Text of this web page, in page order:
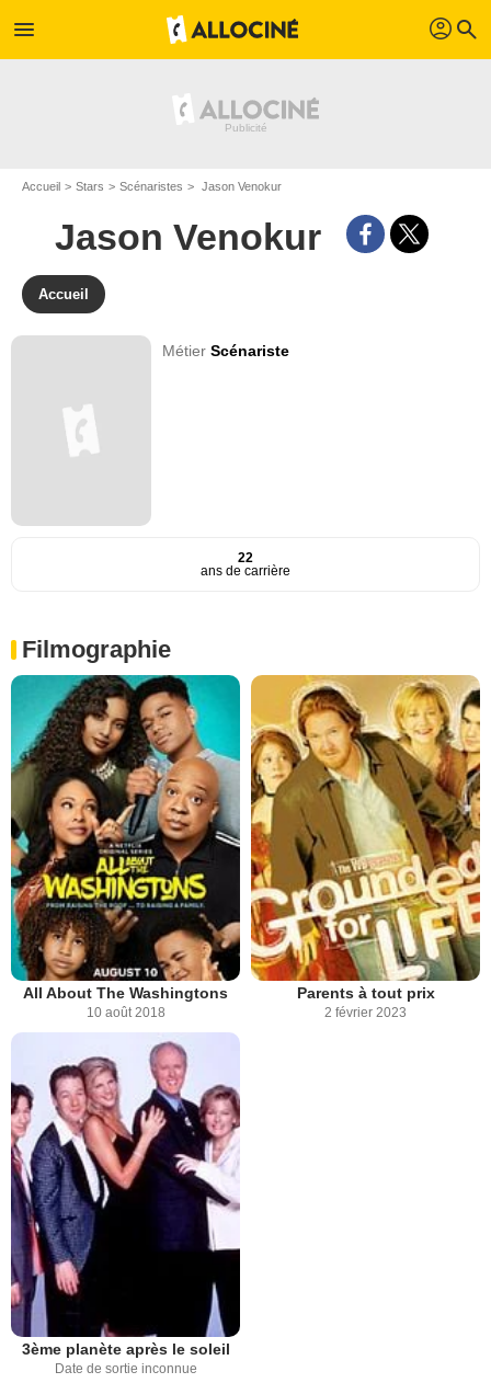
menu profil search
Accueil Stars Scénaristes Jason Venokur
Jason Venokur
Accueil
MétierScénariste
22
ans de carrière
Filmographie
All About The Washingtons
10 août 2018
Parents à tout prix
2 février 2023
3ème planète après le soleil
Date de sortie inconnue